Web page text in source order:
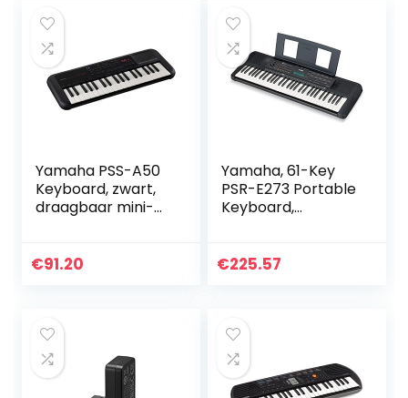
Software Suite
Yamaha PSS-A50
Keyboard, zwart,
draagbaar mini-
geweldige
verbinding en
mini-
hoofdtelefoonaan
€91.20
Yamaha, 61-Key
PSR-E273 Portable
Keyboard,
€225.57